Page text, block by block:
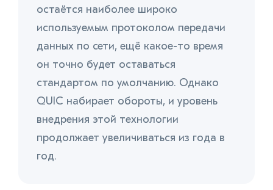
остаётся наиболее широко
используемым протоколом передачи
данных по сети, ещё какое-то время
он точно будет оставаться
стандартом по умолчанию. Однако
QUIC набирает обороты, и уровень
внедрения этой технологии
продолжает увеличиваться из года в
год.